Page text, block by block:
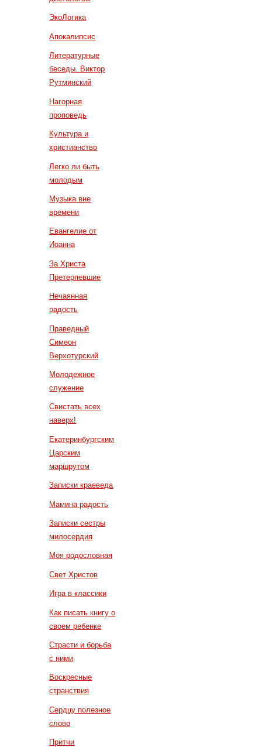
ЭкоЛогика
Апокалипсис
Литературные
беседы. Виктор
Рутминский
Нагорная
проповедь
Культура и
христианство
Легко ли быть
молодым
Музыка вне
времени
Евангелие от
Иоанна
За Христа
Претерпевшие
Нечаянная
радость
Праведный
Симеон
Верхотурский
Молодежное
служение
Свистать всех
наверх!
Екатеринбургским
Царским
маршрутом
Записки краеведа
Мамина радость
Записки сестры
милосердия
Моя родословная
Свет Христов
Игра в классики
Как писать книгу о
своем ребенке
Страсти и борьба
с ними
Воскресные
странствия
Сердцу полезное
слово
Притчи